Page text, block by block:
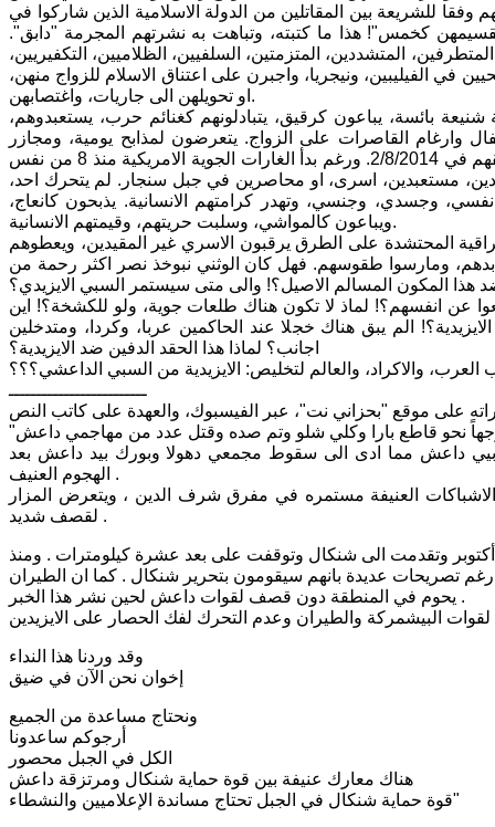
للشريعة بين المقاتلين من الدولة الاسلامية الذين شاركوا في
كخمس"! هذا ما كتبته، وتباهت به نشرتهم المجرمة "دابق".
المتشددين، المتزمتين، السلفيين، الظلاميين، التكفيريين،
الفيليبين، ونيجريا، واجبرن على اعتناق الاسلام للزواج منهن،
او تحويلهن الى جاريات، واغتصابهن.
بائسة، يباعون كرقيق، يتبادلونهم كغنائم حرب، يستعبدوهم،
وارغام القاصرات على الزواج. يتعرضون لمذابح يومية، ومجازر
مستمرة، ولا زال مصير الالاف منهم مجهولا منذ ان شنت داعش هجومها عل مناطقهم في 2/8/2014. ورغم بدأ الغارات الجوية الامريكية منذ 8 من نفس
مستعبدين، اسرى، او محاصرين في جبل سنجار. لم يتحرك احد،
وجسدي، وجنسي، وتهدر كرامتهم الانسانية. يذبحون كانعاج،
ويباعون كالمواشي، وسلبت حريتهم، وقيمتهم الانسانية.
المحتشدة على الطرق يرقبون الاسري غير المقيدين، ويعطوهم
ومارسوا طقوسهم. فهل كان الوثني نبوخذ نصر اكثر رحمة من
هذا المكون المسالم الاصيل؟! والى متى سيستمر السبي الايزيدي؟
عن انفسهم؟! لماذ لا تكون هناك طلعات جوية، ولو للكشخة؟! اين
الم يبق هناك خجلا عند الحاكمين عربا، وكردا، ومتدخلين
اجانب؟ لماذا هذا الحقد الدفين ضد الايزيدية؟
العرب، والاكراد، والعالم لتخليص: الايزيدية من السبي الداعشي؟؟؟
ـــــــــــــــــــــــــ
داعش مما ادى الى سقوط مجمعي دهولا وبورك بيد داعش بعد
الهجوم العنيف .
العنيفة مستمره في مفرق شرف الدين ، ويتعرض المزار
لقصف شديد .
ان قوات البيشمركة الكوردية كانت قد حررت منطقة ربيعة في يوم 1 أكتوبر وتقدمت الى شنكال وتوقفت على بعد عشرة كيلومترات . ومنذ
رغم تصريحات عديدة بانهم سيقومون بتحرير شنكال . كما ان الطيران
يحوم في المنطقة دون قصف لقوات داعش لحين نشر هذا الخبر .
وقد وردنا هذا النداء
إخوان نحن الآن في ضيق
ونحتاج مساعدة من الجميع
أرجوكم ساعدونا
الكل في الجبل محصور
هناك معارك عنيفة بين قوة حماية شنكال ومرتزقة داعش
قوة حماية شنكال في الجبل تحتاج مساندة الإعلاميين والنشطاء"